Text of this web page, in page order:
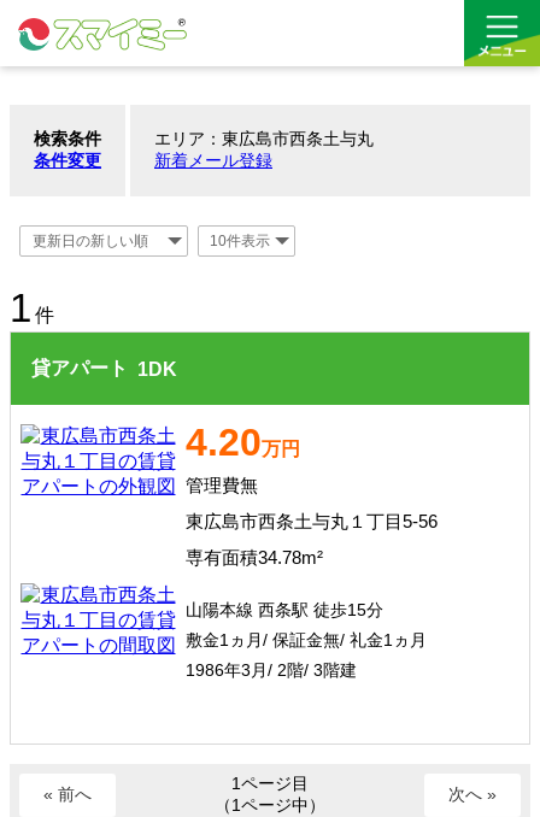
借りる
お気に入り
検索条件
条件変更
エリア：東広島市西条土与丸
新着メール登録
1 件
貸アパート 1DK
4.20万円
管理費無
東広島市西条土与丸１丁目5-56
専有面積34.78m²
山陽本線 西条駅 徒歩15分
敷金1ヵ月/ 保証金無/ 礼金1ヵ月
1986年3月/ 2階/ 3階建
« 前へ
1ページ目
（1ページ中）
次へ »